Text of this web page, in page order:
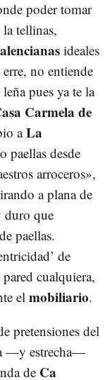
poder tomar
la tellinas,
ideales
no entiende
pues ya te la
Carmela de
aLa
paellas desde
arroceros»,
a plana de
duro que
paellas.
de
cualquiera,
el mobiliario.
pretensiones del
—y estrecha—
de Ca